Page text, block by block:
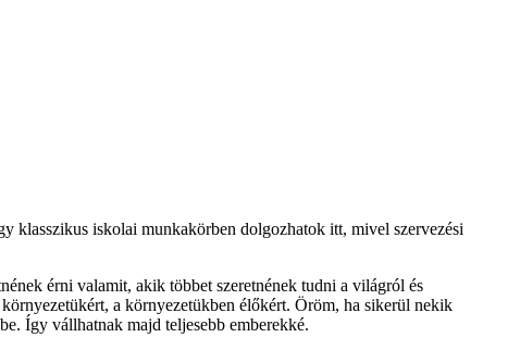
klasszikus iskolai munkakörben dolgozhatok itt, mivel szervezési
érni valamit, akik többet szeretnének tudni a világról és
a környezetükben élőkért. Öröm, ha sikerül nekik
Így vállhatnak majd teljesebb emberekké.